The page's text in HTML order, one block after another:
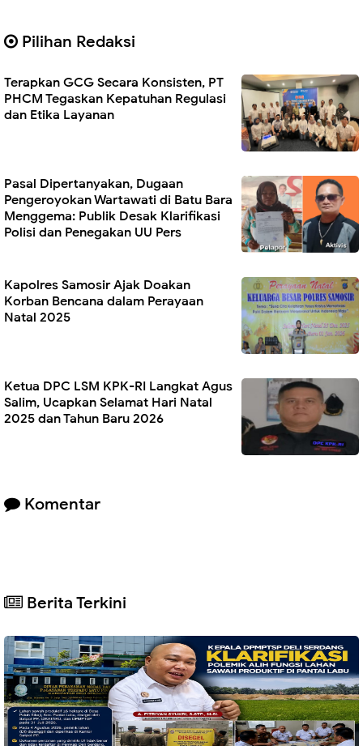
Pilihan Redaksi
Terapkan GCG Secara Konsisten, PT
PHCM Tegaskan Kepatuhan Regulasi
dan Etika Layanan
Pasal Dipertanyakan, Dugaan
Pengeroyokan Wartawati di Batu Bara
Menggema: Publik Desak Klarifikasi
Polisi dan Penegakan UU Pers
Kapolres Samosir Ajak Doakan
Korban Bencana dalam Perayaan
Natal 2025
Ketua DPC LSM KPK-RI Langkat Agus
Salim, Ucapkan Selamat Hari Natal
2025 dan Tahun Baru 2026
Komentar
Berita Terkini